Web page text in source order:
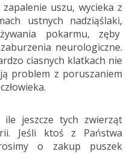
uszu, wycieka z
ustnych nadziąślaki,
pokarmu, zęby
neurologiczne.
ciasnych klatkach nie
problem z poruszaniem
jeszcze tych zwierząt
Jeśli ktoś z Państwa
o zakup puszek